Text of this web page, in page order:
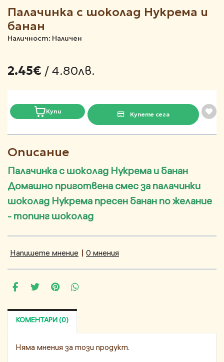
Палачинка с шоколад Нукрема и
банан
Наличност: Наличен
2.45€ / 4.80лв.
Купи Купете сега
Описание
Палачинка с шоколад Нукрема и банан
Домашно приготвена смес за палачинки
шоколад Нукрема пресен банан по желание
- топинг шоколад
Напишете мнение | 0 мнения
КОМЕНТАРИ (0)
Няма мнения за този продукт.